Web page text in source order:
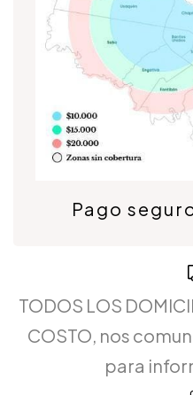
Pago
TODOS LOS
COSTO, nos
para